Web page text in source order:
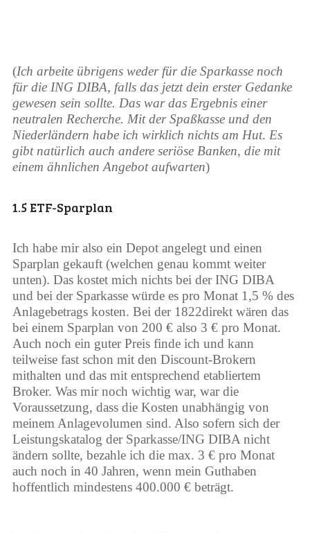
(Ich arbeite übrigens weder für die Sparkasse noch
für die ING DIBA, falls das jetzt dein erster Gedanke
gewesen sein sollte. Das war das Ergebnis einer
neutralen Recherche. Mit der Spaßkasse und den
Niederländern habe ich wirklich nichts am Hut. Es
gibt natürlich auch andere seriöse Banken, die mit
einem ähnlichen Angebot aufwarten)
1.5 ETF-Sparplan
Ich habe mir also ein Depot angelegt und einen
Sparplan gekauft (welchen genau kommt weiter
unten). Das kostet mich nichts bei der ING DIBA
und bei der Sparkasse würde es pro Monat 1,5 % des
Anlagebetrags kosten. Bei der 1822direkt wären das
bei einem Sparplan von 200 € also 3 € pro Monat.
Auch noch ein guter Preis finde ich und kann
teilweise fast schon mit den Discount-Brokern
mithalten und das mit entsprechend etabliertem
Broker. Was mir noch wichtig war, war die
Voraussetzung, dass die Kosten unabhängig von
meinem Anlagevolumen sind. Also sofern sich der
Leistungskatalog der Sparkasse/ING DIBA nicht
ändern sollte, bezahle ich die max. 3 € pro Monat
auch noch in 40 Jahren, wenn mein Guthaben
hoffentlich mindestens 400.000 € beträgt.